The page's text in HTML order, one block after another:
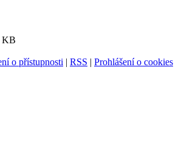
KB
o přístupnosti | RSS | Prohlášení o cookies